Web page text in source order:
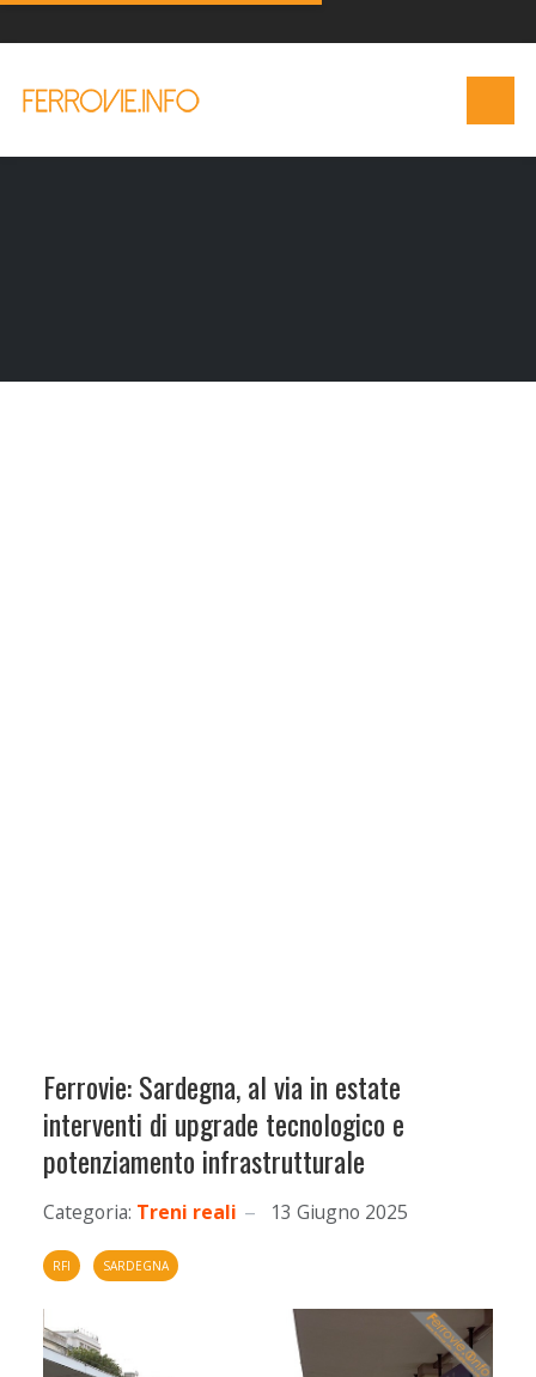
Ferrovie: Sardegna, al via in estate
interventi di upgrade tecnologico e
potenziamento infrastrutturale
Categoria: Treni reali 13 Giugno 2025
RFI SARDEGNA